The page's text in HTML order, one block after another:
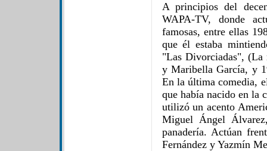
A principios del
WAPA-TV, donde
famosas, entre ellas
que él estaba
"Las Divorciadas",
y Maribella García, y
En la última comedia,
que había nacido en la
utilizó un acento
Miguel Ángel
panadería. Actúan
Fernández y Yazmín